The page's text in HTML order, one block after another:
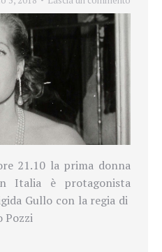
21.10 la prima donna
Italia è protagonista
Gullo con la regia di
Pozzi